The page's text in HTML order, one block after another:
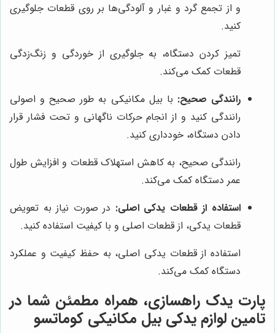
و از تجمع گرد و غبار و آلودگی‌ها بر روی قطعات جلوگیری
کنید.
تمیز کردن دستگاه، به جلوگیری از خوردگی و زنگ‌زدگی
قطعات کمک می‌کند.
رانندگی صحیح: با بیل مکانیکی به طور صحیح و اصولی
رانندگی کنید و از انجام حرکات ناگهانی و تحت فشار قرار
دادن دستگاه، خودداری کنید.
رانندگی صحیح، به کاهش استهلاک قطعات و افزایش طول
عمر دستگاه کمک می‌کند.
استفاده از قطعات یدکی اصلی: در صورت نیاز به تعویض
قطعات یدکی، از قطعات اصلی و با کیفیت استفاده کنید.
استفاده از قطعات یدکی اصلی، به حفظ کیفیت و عملکرد
دستگاه کمک می‌کند.
پارت یدک راهسازی، همراه مطمئن شما در
تامین لوازم یدکی بیل مکانیکی کوماتسو